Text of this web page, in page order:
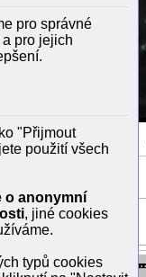
pro správné
pro jejich
"Přijmout
použití všech
o anonymní
, jiné cookies
typů cookies